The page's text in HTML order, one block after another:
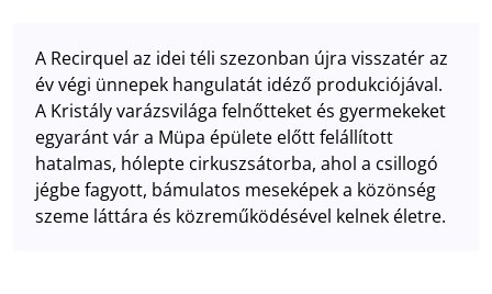
A Recirquel az idei téli szezonban újra visszatér az
év végi ünnepek hangulatát idéző produkciójával.
A Kristály varázsvilága felnőtteket és gyermekeket
egyaránt vár a Müpa épülete előtt felállított
hatalmas, hólepte cirkuszsátorba, ahol a csillogó
jégbe fagyott, bámulatos meseképek a közönség
szeme láttára és közreműködésével kelnek életre.